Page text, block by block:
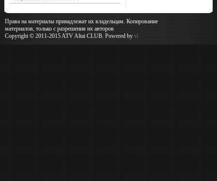
Права на материалы принадлежат их владельцам. Копирование
материалов, только с разрешения их авторов
Copyright © 2011-2015 ATV Altai CLUB. Powered by sl